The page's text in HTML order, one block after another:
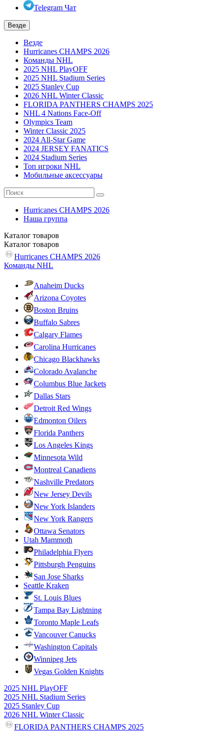
Telegram Чат
Везде
Везде
Hurricanes CHAMPS 2026
Команды NHL
2025 NHL PlayOFF
2025 NHL Stadium Series
2025 Stanley Cup
2026 NHL Winter Classic
FLORIDA PANTHERS CHAMPS 2025
NHL 4 Nations Face-Off
Olympics Team
Winter Classic 2025
2024 All-Star Game
2024 JERSEY FANATICS
2024 Stadium Series
Топ игроки NHL
Мобильные аксессуары
Hurricanes CHAMPS 2026
Наша группа
Каталог товаров
Каталог товаров
Hurricanes CHAMPS 2026
Команды NHL
Anaheim Ducks
Arizona Coyotes
Boston Bruins
Buffalo Sabres
Calgary Flames
Carolina Hurricanes
Chicago Blackhawks
Colorado Avalanche
Columbus Blue Jackets
Dallas Stars
Detroit Red Wings
Edmonton Oilers
Florida Panthers
Los Angeles Kings
Minnesota Wild
Montreal Canadiens
Nashville Predators
New Jersey Devils
New York Islanders
New York Rangers
Ottawa Senators
Utah Mammoth
Philadelphia Flyers
Pittsburgh Penguins
San Jose Sharks
Seattle Kraken
St. Louis Blues
Tampa Bay Lightning
Toronto Maple Leafs
Vancouver Canucks
Washington Capitals
Winnipeg Jets
Vegas Golden Knights
2025 NHL PlayOFF
2025 NHL Stadium Series
2025 Stanley Cup
2026 NHL Winter Classic
FLORIDA PANTHERS CHAMPS 2025